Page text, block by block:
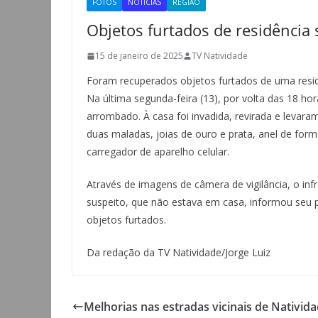
FOTOS NOTÍCIAS REGIÃO
Objetos furtados de residência
15 de janeiro de 2025 TV Natividade
Foram recuperados objetos furtados de uma
Na última segunda-feira (13), por volta das 18
arrombado. À casa foi invadida, revirada e
duas maladas, joias de ouro e prata, anel de
carregador de aparelho celular.
Através de imagens de câmera de vigilância, o
suspeito, que não estava em casa, informou
objetos furtados.
Da redação da TV Natividade/Jorge Luiz
Melhorias nas estradas vicinais de